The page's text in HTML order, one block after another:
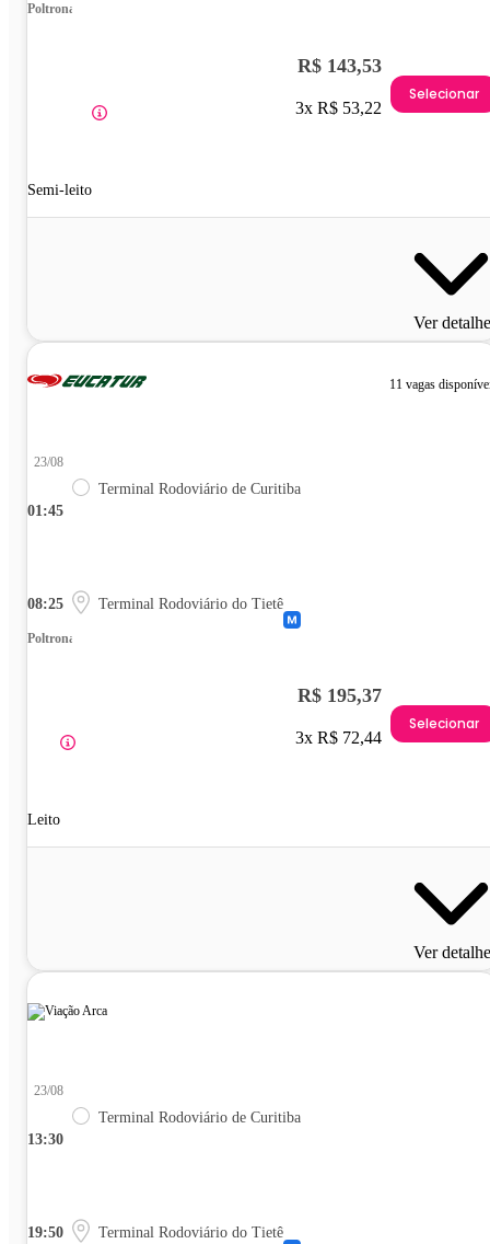
Poltrona
Semi-leito
R$ 143,53
3x R$ 53,22
Selecionar
Ver
11 vagas
01:45
23/08
Terminal Rodoviário de Curitiba
08:25 Terminal Rodoviário do Tietê
Poltrona
Leito
R$ 195,37
3x R$ 72,44
Selecionar
Ver
13:30
23/08
Terminal Rodoviário de Curitiba
19:50 Terminal Rodoviário do Tietê